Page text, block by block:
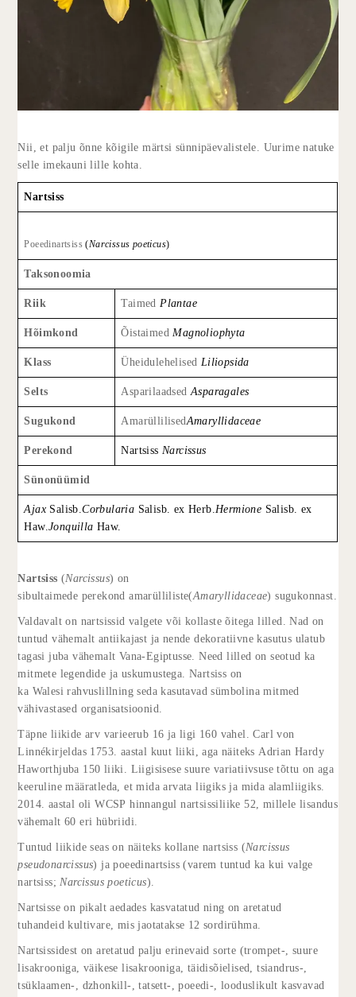
Nii, et palju õnne kõigile märtsi sünnipäevalistele. Uurime natuke
selle imekauni lille kohta.
Nartsiss
Poeedinartsiss (Narcissus poeticus)
Taksonoomia
Riik Taimed Plantae
Hõimkond Õistaimed Magnoliophyta
Klass Üheidulehelised Liliopsida
Selts Asparilaadsed Asparagales
Sugukond AmarüllilisedAmaryllidaceae
Perekond Nartsiss Narcissus
Sünonüümid
Ajax Salisb.Corbularia Salisb. ex Herb. Hermione Salisb. ex
Haw.Jonquilla Haw.
Nartsiss (Narcissus) on
sibultaimede perekond amarülliliste(Amaryllidaceae)sugukonnast
Valdavalt on nartsissid valgete või kollasteõitega lilled
. Nad on
tuntud vähemalt antiikajast ja nende dekoratiivne kasutus ulatub
tagasi juba vähemalt Vana-Egiptusse . Need lilled on seotud ka
mitmete legendide ja uskumustega. Nartsiss on
ka Walesi rahvuslillning seda kasutavad sümbolina mitmed
vähivastased organisatsioonid.
Täpne liikide arv varieerub 16 ja ligi 160 vahel.Carl von
Linnékirjeldas 1753. aastal kuut liiki, aga näiteks Adrian Hardy
Haworthjuba 150 liiki. Liigisisese suure variatiivsuse tõttu on aga
keeruline määratleda, et mida arvata liigiks ja mida alamliigiks.
2014. aastal oliWCSP hinnangul nartsissiliike 52, millele lisandus
vähemalt 60 eri hübriidi
Tuntud liikide seas on näiteks kollane nartsiss (Narcissus
pseudonarcissus) japoeedinartsiss (varem tuntud ka kui valge
nartsiss; Narcissus poeticus).
Nartsisse on pikalt aedades kasvatatud ning on aretatud
tuhandeidkultivare , mis jaotatakse 12 sordirühma.
Nartsissidest on aretatud palju erinevaid sorte (trompet-, suure
lisakrooniga, väikese lisakrooniga, täidisõielised, tsiandrus-,
tsüklaamen-, dzhonkill-, tatsett-, poeedi-, looduslikult kasvavad